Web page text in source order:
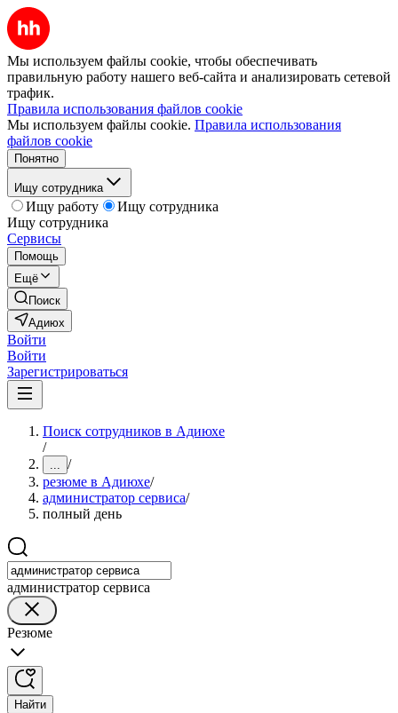
Мы используем файлы cookie, чтобы обеспечивать
правильную работу нашего веб-сайта и анализировать сетевой
трафик.
Правила использования файлов cookie
Мы используем файлы cookie. Правила использования
файлов cookie
Понятно
Ищу сотрудника
Ищу работу
Ищу сотрудника
Ищу сотрудника
Сервисы
Помощь
Ещё
Поиск
Адиюх
Войти
Войти
Зарегистрироваться
Поиск сотрудников в Адиюхе
/
... /
резюме в Адиюхе/
администратор сервиса/
полный день
администратор сервиса
Резюме
Найти